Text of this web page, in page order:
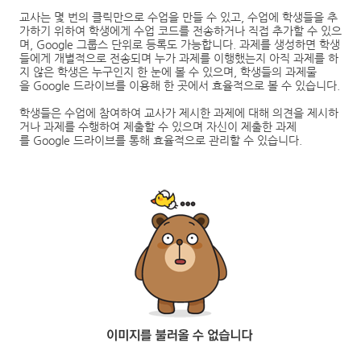
교사는 몇 번의 클릭만으로 수업을 만들 수 있고
수업에 학생들을 추
가하기 위하여 학생에게 수업 코드를 전송하거나 직접 추가할 수 있으
며
, Google 그룹스 단위로 등록도 가능합니다 과제를 생성하면 학생
들에게 개별적으로 전송되며 누가 과제를 이행했는지 아직 과제를 하
지 않은 학생은 누구인지 한 눈에 볼 수 있으며
학생들의 과제물
을 Google 드라이브를 이용해 한 곳에서 효율적으로 볼 수 있습니다
학생들은 수업에 참여하여 교사가 제시한 과제에 대해 의견을 제시하
거나 과제를 수행하여 제출할 수 있으며 자신이 제출한 과제
를 Google 드라이브를 통해 효율적으로 관리할 수 있습니다